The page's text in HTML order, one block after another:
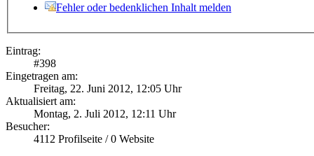
Fehler oder bedenklichen Inhalt melden
Eintrag:
#398
Eingetragen am:
Freitag, 22. Juni 2012, 12:05 Uhr
Aktualisiert am:
Montag, 2. Juli 2012, 12:11 Uhr
Besucher:
4112 Profilseite /0 Website